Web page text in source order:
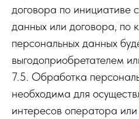
договора по инициативе
данных или договора, по
персональных данных
выгодоприобретателем
7.5. Обработка
необходима для
интересов оператора